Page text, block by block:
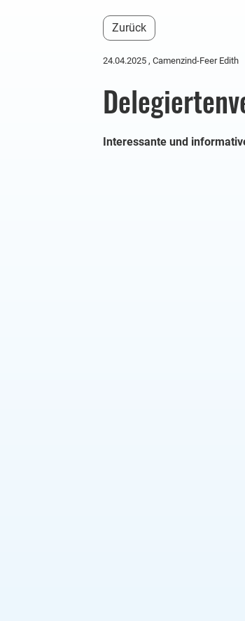
Zurück
24.04.2025 , Camenzind-Feer Edith
Interessante und